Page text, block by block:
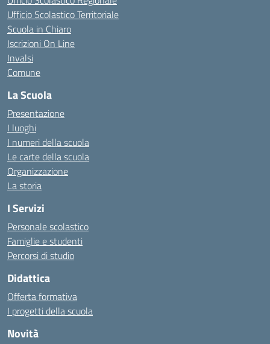
Ufficio Scolastico Territoriale
Scuola in Chiaro
Iscrizioni On Line
Invalsi
Comune
La Scuola
Presentazione
I luoghi
I numeri della scuola
Le carte della scuola
Organizzazione
La storia
I Servizi
Personale scolastico
Famiglie e studenti
Percorsi di studio
Didattica
Offerta formativa
I progetti della scuola
Novità